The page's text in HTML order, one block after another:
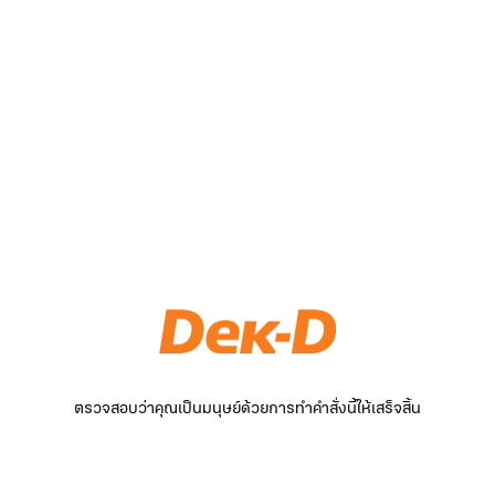
ตรวจสอบว่าคุณเป็นมนุษย์ด้วยการทำคำสั่งนี้ให้เสร็จสิ้น